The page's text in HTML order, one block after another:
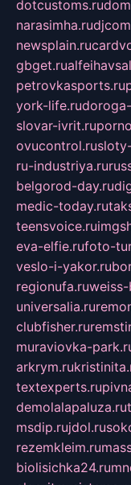
dotcustoms.ru
narasimha.ru
newsplain.ru
gbget.ru
petrovkasports.ru
york-life.ru
slovar-ivrit.ru
ovucontrol.ru
ru-industriya.ru
belgorod-day.ru
medic-today.ru
teensvoice.ru
eva-elfie.rufoto-
veslo-i-yakor.ru
regionufa.ru
universalia.ru
clubfisher.ru
muraviovka-
arkrym.ru
textexperts.ru
demolalapaluza.ru
msdip.rujdol.ru
rezemkleim.ru
biolisichka24.ru